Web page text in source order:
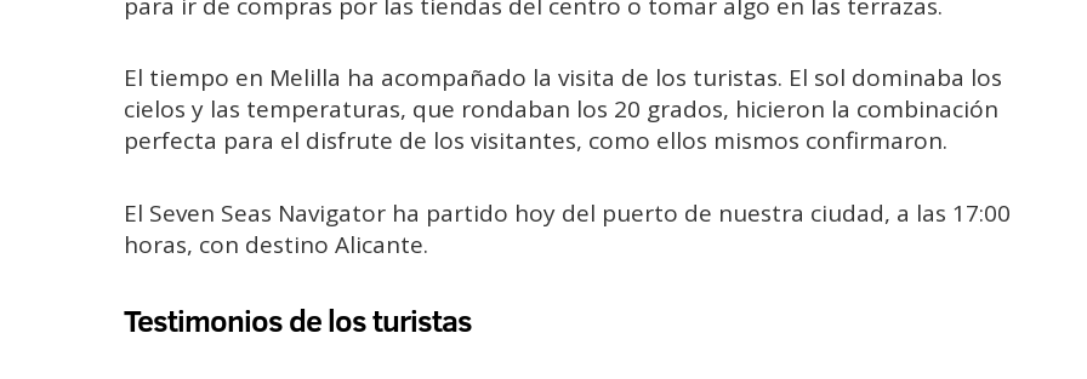
El tiempo en Melilla ha acompañado la visita de los turistas. El sol dominaba los
cielos y las temperaturas, que rondaban los 20 grados, hicieron la combinación
perfecta para el disfrute de los visitantes, como ellos mismos confirmaron.
El Seven Seas Navigator ha partido hoy del puerto de nuestra ciudad, a las 17:00
horas, con destino Alicante.
Testimonios de los turistas